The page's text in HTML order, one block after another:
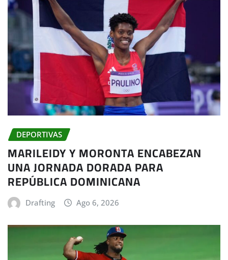
DEPORTIVAS
MARILEIDY Y MORONTA ENCABEZAN
UNA JORNADA DORADA PARA
REPÚBLICA DOMINICANA
Drafting Ago 6, 2026